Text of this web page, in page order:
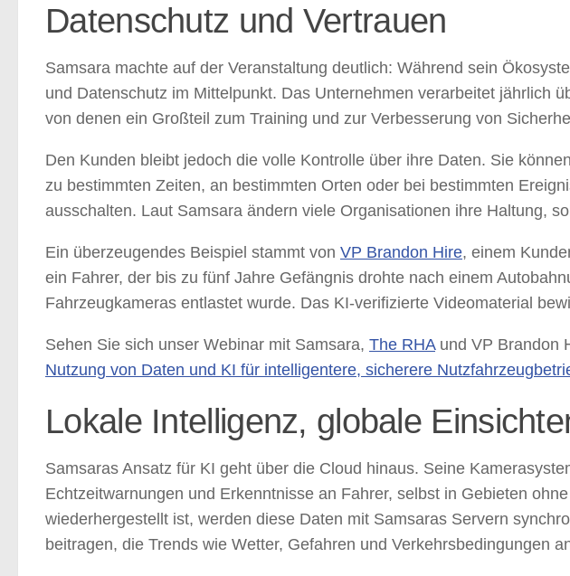
Datenschutz und Vertrauen
Samsara machte auf der Veranstaltung deutlich: Während sein
und Datenschutz im Mittelpunkt. Das Unternehmen verarbeitet jährlich
von denen ein Großteil zum Training und zur Verbesserung von
Den Kunden bleibt jedoch die volle Kontrolle über ihre Daten. Sie
zu bestimmten Zeiten, an bestimmten Orten oder bei bestimmten
ausschalten. Laut Samsara ändern viele Organisationen ihre Haltung,
Ein überzeugendes Beispiel stammt von VP Brandon Hire, einem
ein Fahrer, der bis zu fünf Jahre Gefängnis drohte nach einem
Fahrzeugkameras entlastet wurde. Das KI-verifizierte Videomaterial
Sehen Sie sich unser Webinar mit Samsara, The RHAund VP Brandon
Nutzung von Daten und KI für intelligentere, sicherere
Lokale Intelligenz, globale
Samsaras Ansatz für KI geht über die Cloud hinaus. Seine
Echtzeitwarnungen und Erkenntnisse an Fahrer, selbst in Gebieten
wiederhergestellt ist, werden diese Daten mit Samsaras Servern
beitragen, die Trends wie Wetter, Gefahren und Verkehrsbedingungen